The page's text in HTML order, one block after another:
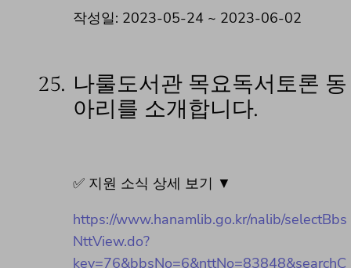
작성일: 2023-05-24 ~ 2023-06-02
25. 나룰도서관 목요독서토론 동
아리를 소개합니다.
✅ 지원 소식 상세 보기 ▼
https://www.hanamlib.go.kr/nalib/selectBbs
NttView.do?
key=76&bbsNo=6&nttNo=83848&searchC